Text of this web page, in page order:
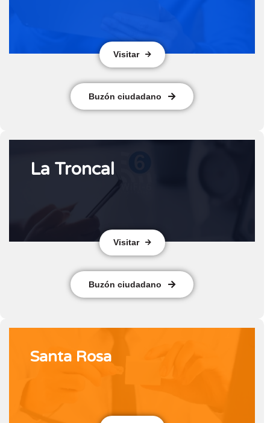
Visitar
Buzón ciudadano
La Troncal
Visitar
Buzón ciudadano
Santa Rosa